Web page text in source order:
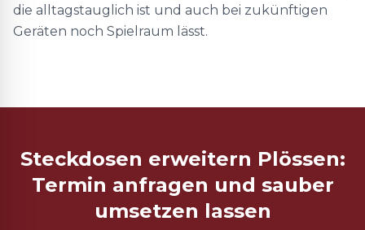
die alltagstauglich ist und auch bei zukünftigen
Geräten noch Spielraum lässt.
Steckdosen erweitern Plössen:
Termin anfragen und sauber
umsetzen lassen